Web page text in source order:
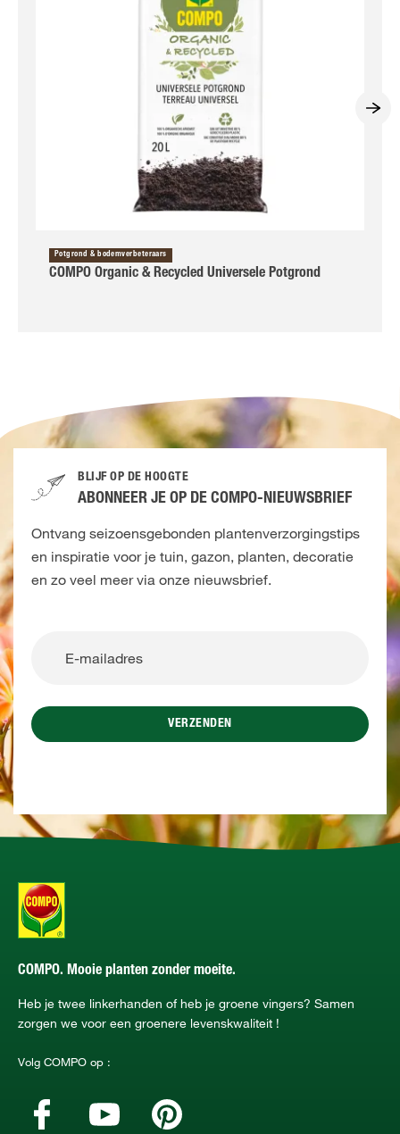
Potgrond & bodemverbeteraars
COMPO Organic & Recycled Universele Potgrond
BLIJF OP DE HOOGTE
ABONNEER JE OP DE COMPO-NIEUWSBRIEF
Ontvang seizoensgebonden plantenverzorgingstips
en inspiratie voor je tuin, gazon, planten, decoratie
en zo veel meer via onze nieuwsbrief.
VERZENDEN
COMPO. Mooie planten zonder moeite.
Heb je twee linkerhanden of heb je groene vingers? Samen
zorgen we voor een groenere levenskwaliteit !
Volg COMPO op :